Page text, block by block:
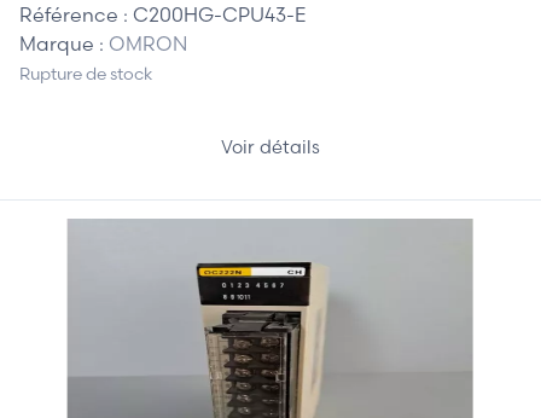
Référence : C200HG-CPU43-E
Marque : OMRON
Rupture de stock
Voir détails